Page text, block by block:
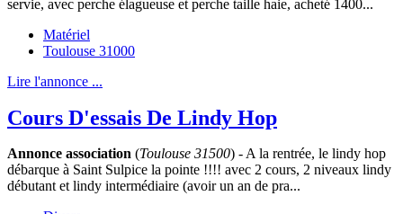
servie, avec perche élagueuse et perche taille haie, acheté 1400...
Matériel
Toulouse 31000
Lire l'annonce ...
Cours D'essais De Lindy Hop
Annonce association (Toulouse 31500) - A la rentrée, le lindy hop
débarque à Saint Sulpice la pointe !!!! avec 2 cours, 2 niveaux lindy
débutant et lindy intermédiaire (avoir un an de pra...